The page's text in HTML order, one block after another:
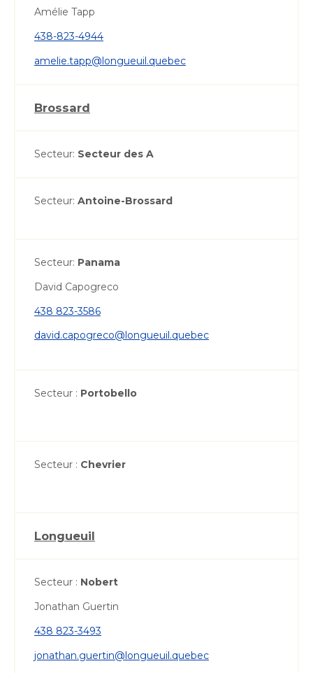
Amélie Tapp
438-823-4944
amelie.tapp@longueuil.quebec
Brossard
Secteur: Secteur des A
Secteur: Antoine-Brossard
Secteur: Panama
David Capogreco
438 823-3586
david.capogreco@longueuil.quebec
Secteur : Portobello
Secteur : Chevrier
Longueuil
Secteur : Nobert
Jonathan Guertin
438 823-3493
jonathan.guertin@longueuil.quebec